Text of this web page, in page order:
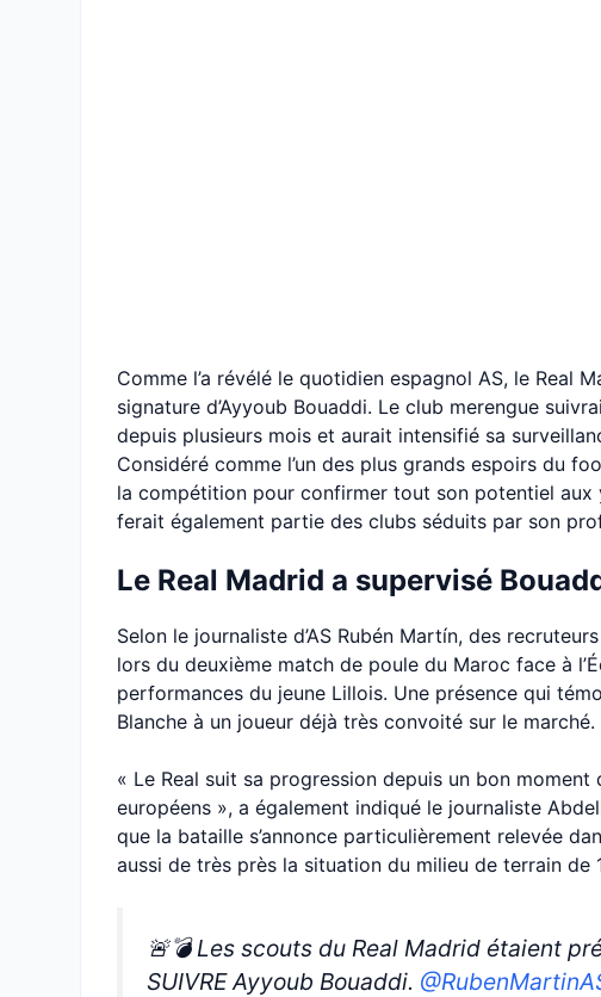
Comme l’a révélé le quotidien espagnol AS, le Real
signature d’Ayyoub Bouaddi. Le club merengue
depuis plusieurs mois et aurait intensifié sa
Considéré comme l’un des plus grands espoirs du
la compétition pour confirmer tout son potentiel aux
ferait également partie des clubs séduits par son
Le Real Madrid a supervisé
Selon le journaliste d’AS Rubén Martín, des
lors du deuxième match de poule du Maroc face à
performances du jeune Lillois. Une présence qui
Blanche à un joueur déjà très convoité sur le marché.
« Le Real suit sa progression depuis un bon
européens », a également indiqué le journaliste
que la bataille s’annonce particulièrement relevée
aussi de très près la situation du milieu de terrain de
🚨💣 Les scouts du Real Madrid étaient
SUIVRE Ayyoub Bouaddi.